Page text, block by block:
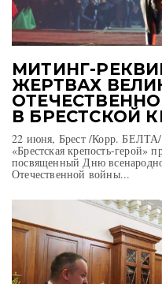
МИТИНГ-
ЖЕРТВАХ
В БРЕСТСКОЙ
22 июня, Брест /Корр.
«Брестская крепость-герой»
посвященный Дню
Отечественной войны...